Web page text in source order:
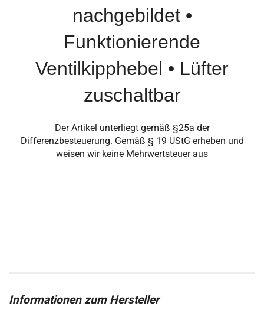
nachgebildet •
Funktionierende
Ventilkipphebel • Lüfter
zuschaltbar
Der Artikel unterliegt gemäß §25a der
Differenzbesteuerung. Gemäß § 19 UStG erheben und
weisen wir keine Mehrwertsteuer aus